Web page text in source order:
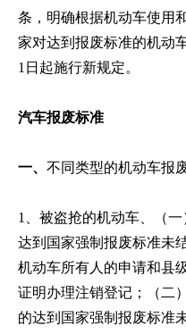
条，明确根据机动车使用
家对达到报废标准的机动
1日起施行新规定。
汽车报废标准
一、 不同类型的机动车报
1、被盗抢的机动车、（
达到国家强制报废标准未
机动车所有人的申请和县
证明办理注销登记；（二
的达到国家强制报废标准